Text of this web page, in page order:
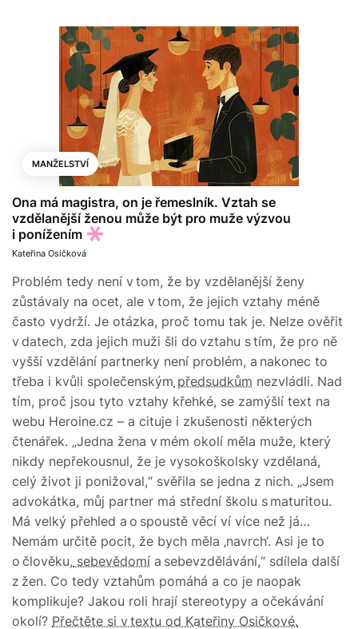
MANŽELSTVÍ
Ona má magistra, on je řemeslník. Vztah se
vzdělanější ženou může být pro muže výzvou
i ponížením
Kateřina Osičková
Problém tedy není v tom, že by vzdělanější ženy
zůstávaly na ocet, ale v tom, že jejich vztahy méně
často vydrží. Je otázka, proč tomu tak je. Nelze ověřit
v datech, zda jejich muži šli do vztahu s tím, že pro ně
vyšší vzdělání partnerky není problém, a nakonec to
třeba i kvůli společenským předsudkům nezvládli. Nad
tím, proč jsou tyto vztahy křehké, se zamýšlí text na
webu Heroine.cz – a cituje i zkušenosti některých
čtenářek. „Jedna žena v mém okolí měla muže, který
nikdy nepřekousnul, že je vysokoškolsky vzdělaná,
celý život ji ponižoval,“ svěřila se jedna z nich. „Jsem
advokátka, můj partner má střední školu s maturitou.
Má velký přehled a o spoustě věcí ví více než já…
Nemám určitě pocit, že bych měla ‚navrch‘. Asi je to
o člověku, sebevědomí a sebevzdělávání,“ sdílela další
z žen. Co tedy vztahům pomáhá a co je naopak
komplikuje? Jakou roli hrají stereotypy a očekávání
okolí? Přečtěte si v textu od Kateřiny Osičkové.